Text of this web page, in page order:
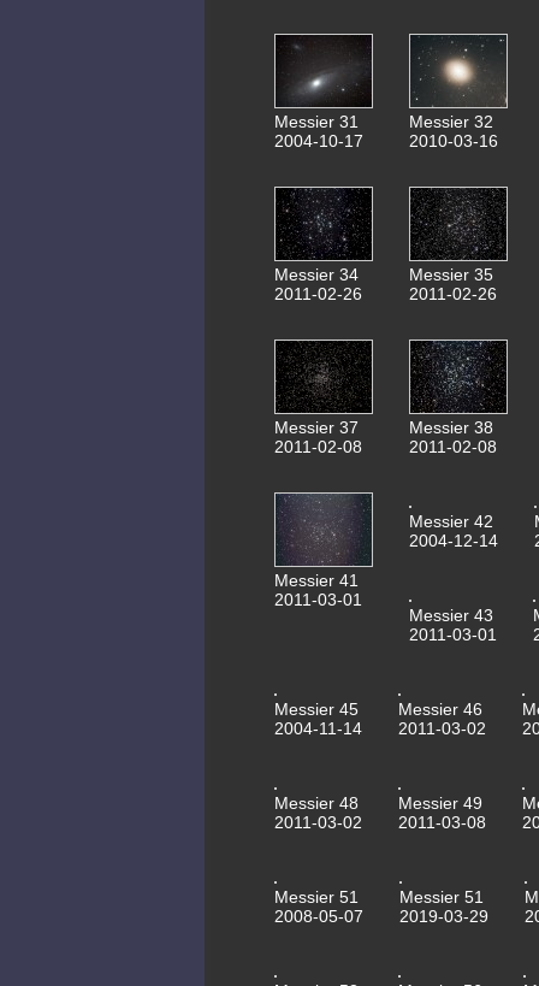
Messier 31
2004-10-17
Messier 32
2010-03-16
Messier 34
2011-02-26
Messier 35
2011-02-26
Messier 37
2011-02-08
Messier 38
2011-02-08
Messier 41
2011-03-01
Messier 42
2004-12-14
Messier 43
2011-03-01
Messier 45
2004-11-14
Messier 46
2011-03-02
Messier 48
2011-03-02
Messier 49
2011-03-08
Messier 51
2008-05-07
Messier 51
2019-03-29